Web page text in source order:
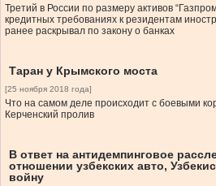
Третий в России по размеру активов
кредитных требованиях к резидентам
ранее раскрывал по закону о банках
Таран у Крымского моста
[25 ноября 2018 года]
Что на самом деле происходит с боевыми
Керченский пролив
В ответ на антидемпинговое
отношении узбекских авто,
войну